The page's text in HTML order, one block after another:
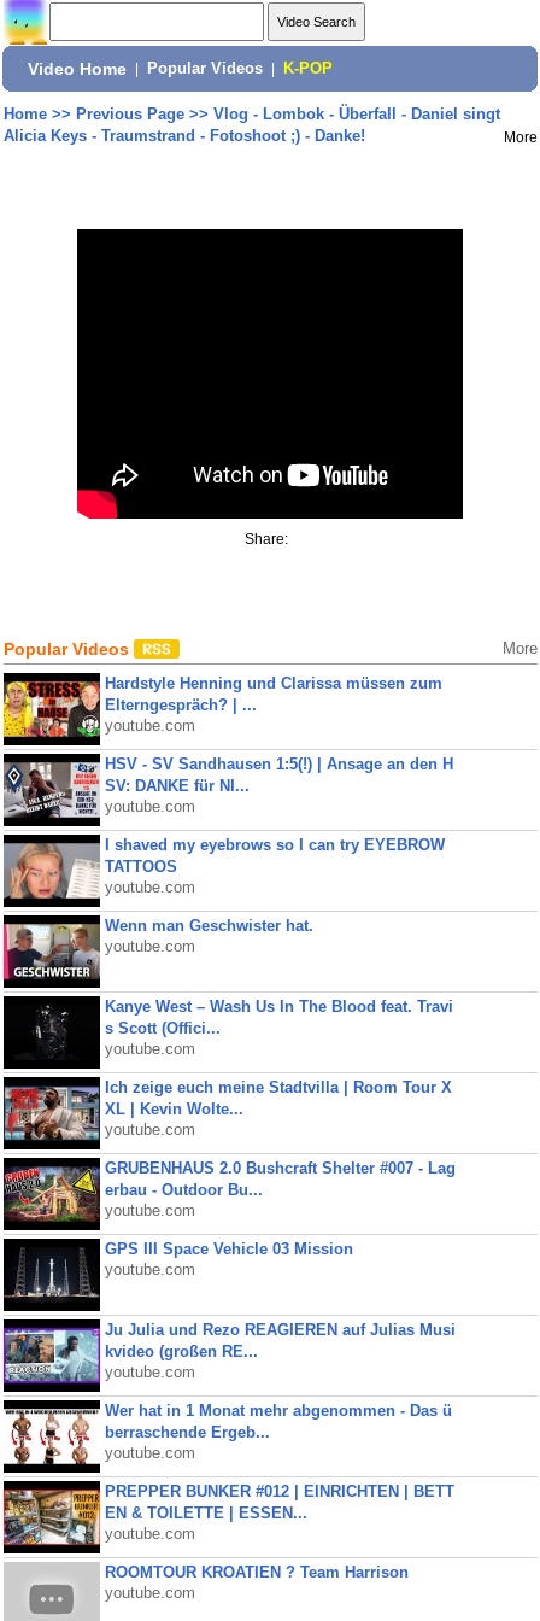
Video Home Popular Videos K-POP
Home>> Previous Page>> Vlog - Lombok - Überfall - Daniel singt
Alicia Keys - Traumstrand - Fotoshoot ;) - Danke!
More
Share:
Popular Videos More
Hardstyle Henning und Clarissa müssen zum
Elterngespräch? | ...
youtube.com
HSV - SV Sandhausen 1:5(!) | Ansage an den H
SV: DANKE für NI...
youtube.com
I shaved my eyebrows so I can try EYEBROW
TATTOOS
youtube.com
Wenn man Geschwister hat.
youtube.com
Kanye West – Wash Us In The Blood feat. Travi
s Scott (Offici...
youtube.com
Ich zeige euch meine Stadtvilla | Room Tour X
XL | Kevin Wolte...
youtube.com
GRUBENHAUS 2.0 Bushcraft Shelter #007 - Lag
erbau - Outdoor Bu...
youtube.com
GPS III Space Vehicle 03 Mission
youtube.com
Ju Julia und Rezo REAGIEREN auf Julias Musi
kvideo (großen RE...
youtube.com
Wer hat in 1 Monat mehr abgenommen - Das ü
berraschende Ergeb...
youtube.com
PREPPER BUNKER #012 | EINRICHTEN | BETT
EN & TOILETTE | ESSEN...
youtube.com
ROOMTOUR KROATIEN ? Team Harrison
youtube.com